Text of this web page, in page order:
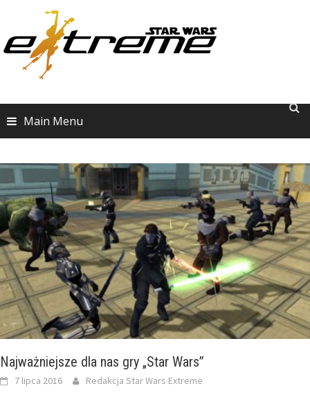
content
Main Menu
Najważniejsze dla nas gry „Star Wars”
7 lipca 2016 Redakcja Star Wars Extreme